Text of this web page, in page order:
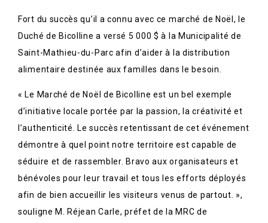
Fort du succès qu’il a connu avec ce marché de Noël, le
Duché de Bicolline a versé 5 000 $ à la Municipalité de
Saint-Mathieu-du-Parc afin d’aider à la distribution
alimentaire destinée aux familles dans le besoin.
« Le Marché de Noël de Bicolline est un bel exemple
d’initiative locale portée par la passion, la créativité et
l’authenticité. Le succès retentissant de cet événement
démontre à quel point notre territoire est capable de
séduire et de rassembler. Bravo aux organisateurs et
bénévoles pour leur travail et tous les efforts déployés
afin de bien accueillir les visiteurs venus de partout. »,
souligne M. Réjean Carle, préfet de la MRC de